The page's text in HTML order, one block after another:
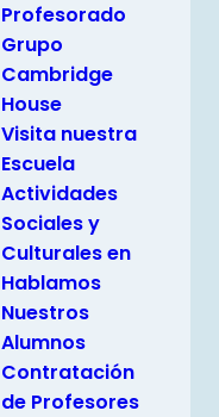
Profesorado
Grupo
Cambridge
House
Visita nuestra
Escuela
Actividades
Sociales y
Culturales en
Hablamos
Nuestros
Alumnos
Contratación
de Profesores